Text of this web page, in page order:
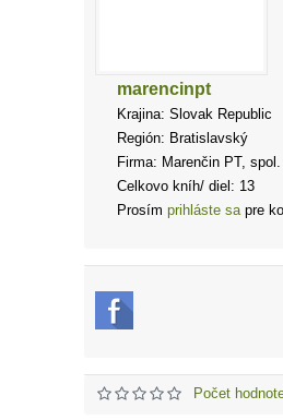
marencinpt
Krajina: Slovak Republic
Región: Bratislavský
Firma: Marenčin PT,
Celkovo kníh/ diel: 13
Prosím prihláste sapre
Počet